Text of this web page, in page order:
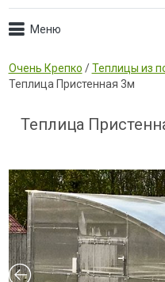
Очень Крепко /Теплицы из
Теплица Пристенная 3м
Теплица